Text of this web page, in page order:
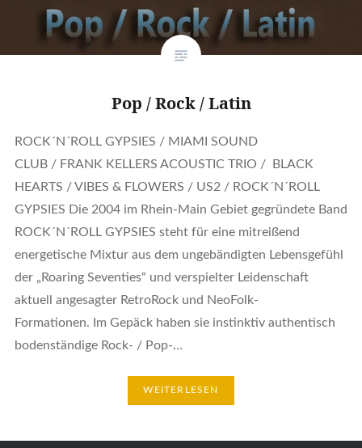
Pop / Rock / Latin
ROCK´N´ROLL GYPSIES / MIAMI SOUND
CLUB / FRANK KELLERS ACOUSTIC TRIO / BLACK
HEARTS / VIBES & FLOWERS / US2 / ROCK´N´ROLL
GYPSIES Die 2004 im Rhein-Main Gebiet gegründete Band
ROCK´N´ROLL GYPSIES steht für eine mitreißend
energetische Mixtur aus dem ungebändigten Lebensgefühl
der „Roaring Seventies“ und verspielter Leidenschaft
aktuell angesagter RetroRock und NeoFolk-
Formationen. Im Gepäck haben sie instinktiv authentisch
bodenständige Rock- / Pop-…
WEITERLESEN